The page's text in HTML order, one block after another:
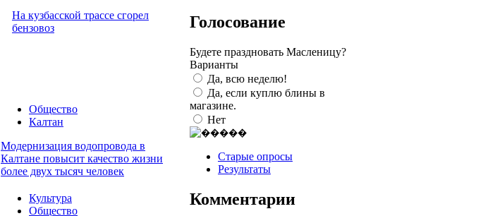
На кузбасской трассе сгорел
бензовоз
Общество
Калтан
Модернизация водопровода в
Калтане повысит качество жизни
более двух тысяч человек
Культура
Общество
Голосование
Будете праздновать Масленицу?
Варианты
Да, всю неделю!
Да, если куплю блины в
магазине.
Нет
Старые опросы
Результаты
Комментарии